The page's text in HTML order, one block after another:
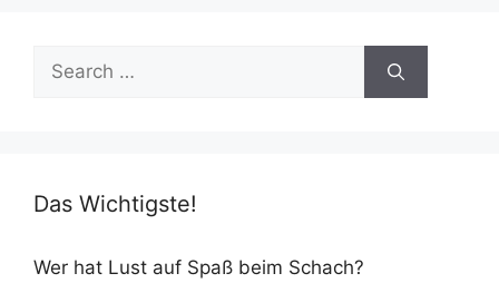
Search
for:
Das Wichtigste!
Wer hat Lust auf Spaß beim Schach?